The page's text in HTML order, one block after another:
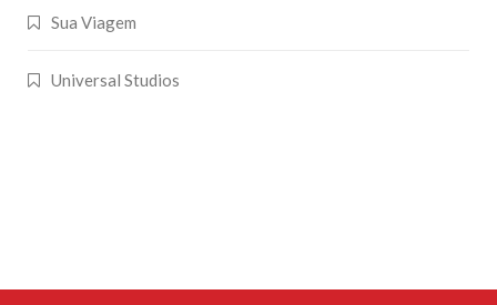
Sua Viagem
Universal Studios